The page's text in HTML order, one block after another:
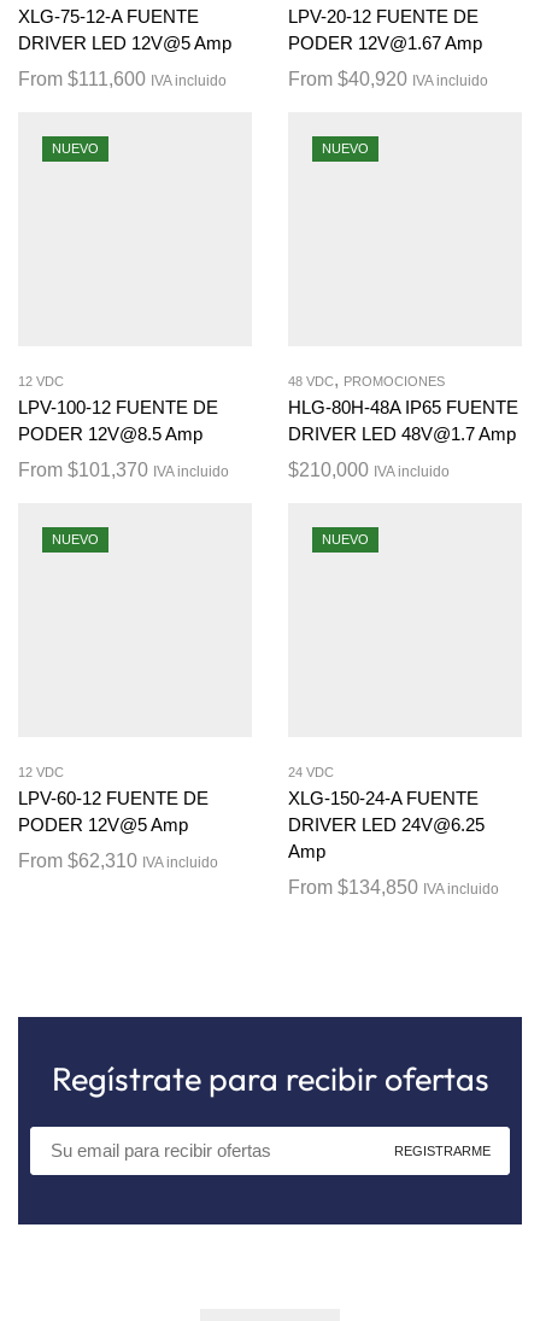
XLG-75-12-A FUENTE
DRIVER LED 12V@5 Amp
From $111,600 IVA incluido
LPV-20-12 FUENTE DE
PODER 12V@1.67 Amp
From $40,920 IVA incluido
NUEVO
12 VDC
LPV-100-12 FUENTE DE
PODER 12V@8.5 Amp
From $101,370 IVA incluido
NUEVO
48 VDC, PROMOCIONES
HLG-80H-48A IP65 FUENTE
DRIVER LED 48V@1.7 Amp
$210,000 IVA incluido
NUEVO
12 VDC
LPV-60-12 FUENTE DE
PODER 12V@5 Amp
From $62,310 IVA incluido
NUEVO
24 VDC
XLG-150-24-A FUENTE
DRIVER LED 24V@6.25
Amp
From $134,850 IVA incluido
Regístrate para recibir ofertas